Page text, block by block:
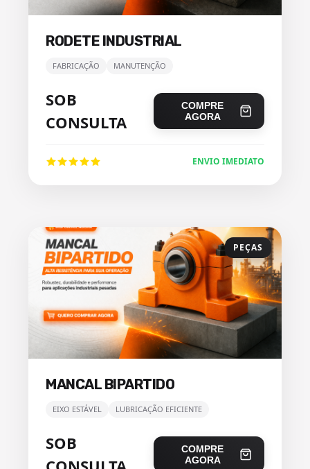
RODETE INDUSTRIAL
FABRICAÇÃO MANUTENÇÃO
SOB
CONSULTA
COMPRE
AGORA
ENVIO IMEDIATO
PEÇAS
MANCAL BIPARTIDO
EIXO ESTÁVEL LUBRICAÇÃO EFICIENTE
SOB
COMPRE
AGORA